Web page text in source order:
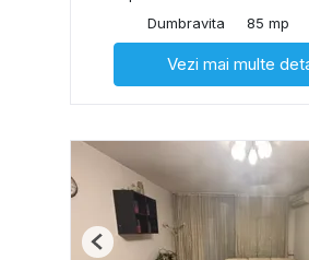
Dumbravita
85 mp
Vezi mai multe
Previous